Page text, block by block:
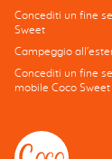
Concediti un fine
Sweet
Campeggio
Concediti un fine
mobile Coco Sweet